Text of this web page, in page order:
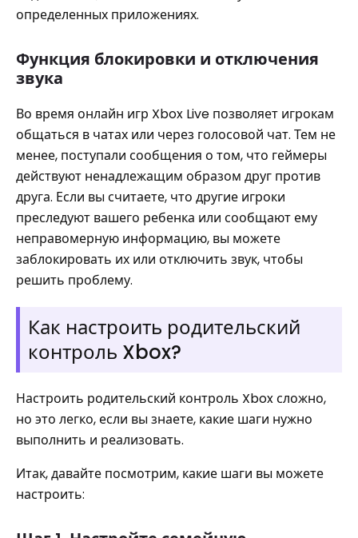
определенных приложениях.
Функция блокировки и отключения
звука
Во время онлайн игр Xbox Live позволяет игрокам
общаться в чатах или через голосовой чат. Тем не
менее, поступали сообщения о том, что геймеры
действуют ненадлежащим образом друг против
друга. Если вы считаете, что другие игроки
преследуют вашего ребенка или сообщают ему
неправомерную информацию, вы можете
заблокировать их или отключить звук, чтобы
решить проблему.
Как настроить родительский
контроль Xbox?
Настроить родительский контроль Xbox сложно,
но это легко, если вы знаете, какие шаги нужно
выполнить и реализовать.
Итак, давайте посмотрим, какие шаги вы можете
настроить: